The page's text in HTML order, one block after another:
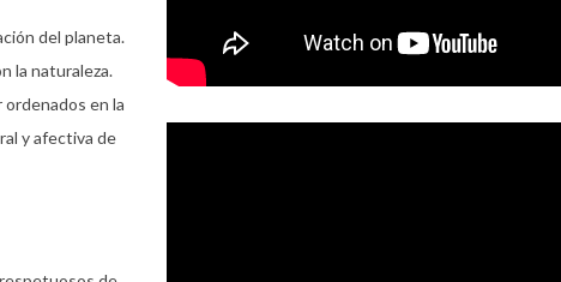
del planeta.
la naturaleza.
en la
y afectiva de